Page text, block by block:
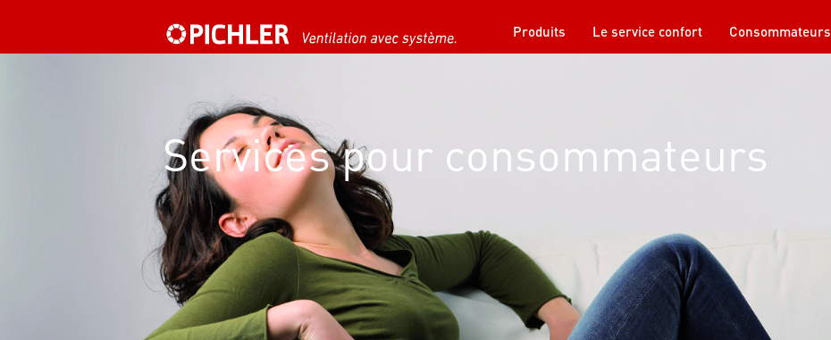
Produits Le service confort Consommateurs
Services pour consommateurs